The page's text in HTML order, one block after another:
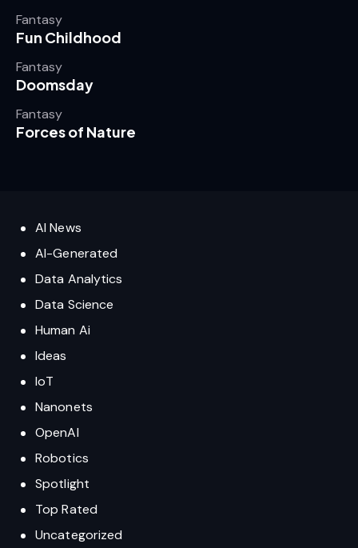
Fantasy
Fun Childhood
Fantasy
Doomsday
Fantasy
Forces of Nature
AI News
AI-Generated
Data Analytics
Data Science
Human Ai
Ideas
IoT
Nanonets
OpenAI
Robotics
Spotlight
Top Rated
Uncategorized